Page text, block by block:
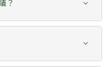
？